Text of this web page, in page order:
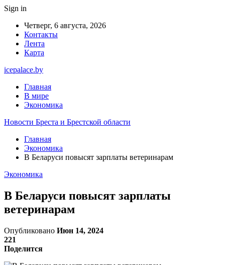
Sign in
Четверг, 6 августа, 2026
Контакты
Лента
Карта
icepalace.by
Главная
В мире
Экономика
Новости Бреста и Брестской области
Главная
Экономика
В Беларуси повысят зарплаты ветеринарам
Экономика
В Беларуси повысят зарплаты
ветеринарам
Опубликовано Июн 14, 2024
221
Поделится